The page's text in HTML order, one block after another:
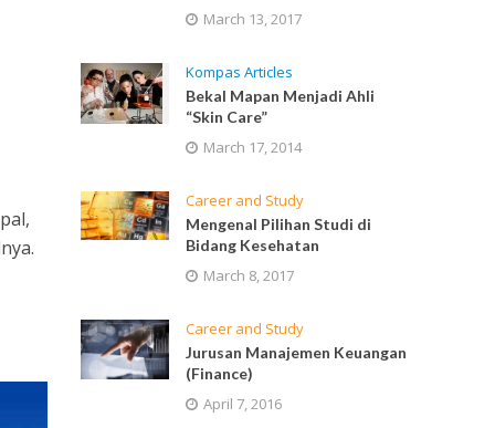
March 13, 2017
Kompas Articles
Bekal Mapan Menjadi Ahli
“Skin Care”
March 17, 2014
Career and Study
Mengenal Pilihan Studi di
Bidang Kesehatan
March 8, 2017
Career and Study
Jurusan Manajemen Keuangan
(Finance)
April 7, 2016